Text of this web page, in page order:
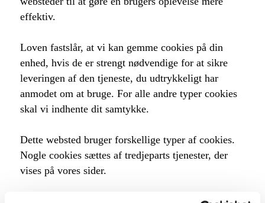
effektiv.
Loven fastslår, at vi kan gemme cookies på din
enhed, hvis de er strengt nødvendige for at sikre
leveringen af den tjeneste, du udtrykkeligt har
anmodet om at bruge. For alle andre typer cookies
skal vi indhente dit samtykke.
Dette websted bruger forskellige typer af cookies.
Nogle cookies sættes af tredjeparts tjenester, der
vises på vores sider.